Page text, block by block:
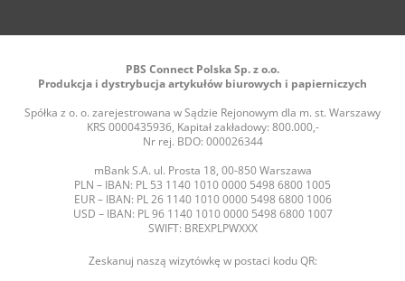
PBS Connect Polska Sp. z o.o.
Produkcja i dystrybucja artykułów biurowych i papierniczych
Spółka z o. o. zarejestrowana w Sądzie Rejonowym dla m. st. Warszawy
KRS 0000435936, Kapitał zakładowy: 800.000,-
Nr rej. BDO: 000026344
mBank S.A. ul. Prosta 18, 00-850 Warszawa
PLN – IBAN: PL 53 1140 1010 0000 5498 6800 1005
EUR – IBAN: PL 26 1140 1010 0000 5498 6800 1006
USD – IBAN: PL 96 1140 1010 0000 5498 6800 1007
SWIFT: BREXPLPWXXX
Zeskanuj naszą wizytówkę w postaci kodu QR: